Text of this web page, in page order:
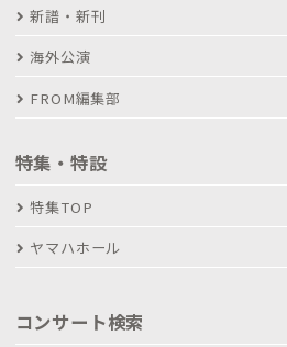
新譜・新刊
海外公演
FROM編集部
特集・特設
特集TOP
ヤマハホール
コンサート検索